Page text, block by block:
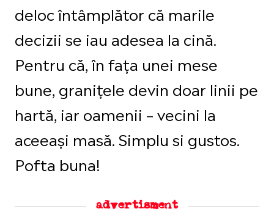
deloc întâmplător că marile
decizii se iau adesea la cină.
Pentru că, în fața unei mese
bune, granițele devin doar linii pe
hartă, iar oamenii – vecini la
aceeași masă. Simplu si gustos.
Pofta buna!
advertisment